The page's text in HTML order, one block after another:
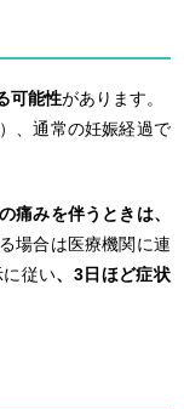
可能性があります。
、通常の妊娠経過で
痛みを伴うときは、
場合は医療機関に連
従い、3日ほど症状